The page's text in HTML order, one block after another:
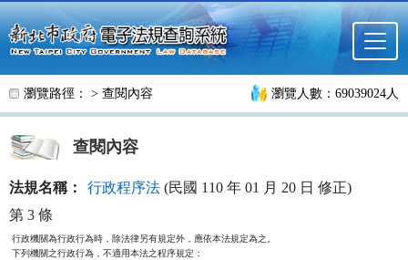
跳至主要內容
瀏覽路徑： > 查閱內容 瀏覽人數：69039024人
查閱內容
法規名稱： 行政程序法 (民國 110 年 01 月 20 日 修正)
第 3 條
行政機關為行政行為時，除法律另有規定外，應依本法規定為之。
下列機關之行政行為，不適用本法之程序規定：